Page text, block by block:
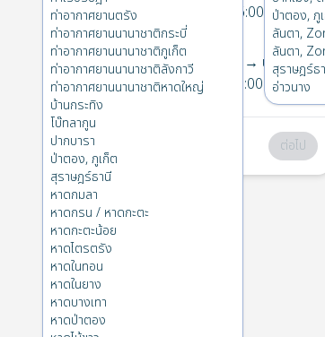
ท่าอากาศยานตรัง
ท่าอากาศยานนานาชาติกระบี่
ท่าอากาศยานนานาชาติภูเก็ต
ท่าอากาศยานนานาชาติลังกาวี
ท่าอากาศยานนานาชาติหาดใหญ่
บ้านกระทิง
โบ๊ทลากูน
ปากบารา
ป่าตอง, ภูเก็ต
สุราษฎร์ธานี
หาดกมลา
หาดกรน / หาดกะตะ
หาดกะตะน้อย
หาดไตรตรัง
หาดในทอน
หาดในยาง
หาดบางเทา
หาดป่าตอง
ป่าตอง, ภู
ลันตา,
ลันตา,
สุราษฎร์ธ
อ่าวนาง
พ. 22 ม.ค. 2025
, 06:00
2 ดอนสัก, สุราษฎร์ธานี → ปากบารา
ศ. 17 ม.ค. 2025
, 06:00
รวม ต่อไป